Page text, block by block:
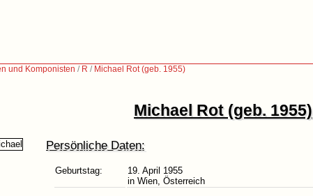
und Komponisten / R / Michael Rot (geb. 1955)
Michael Rot (geb. 1955)
Persönliche Daten:
Geburtstag:
19. April 1955
in Wien, Österreich